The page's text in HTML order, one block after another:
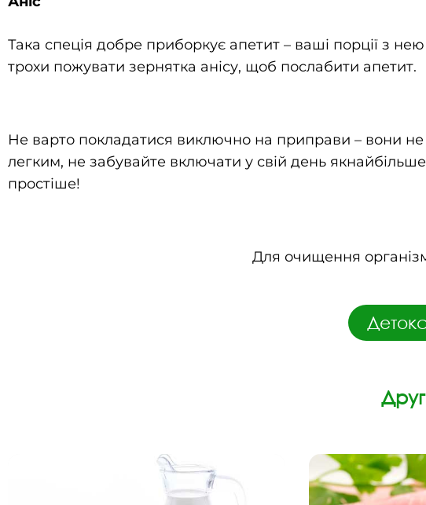
Така спеція добре приборкує апетит – ваші порції з
трохи пожувати зернятка анісу, щоб послабити апетит.
Не варто покладатися виключно на приправи – вони не
легким, не забувайте включати у свій день
простіше!
Для очищення